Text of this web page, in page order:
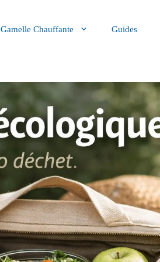
Gamelle Chauffante Guides